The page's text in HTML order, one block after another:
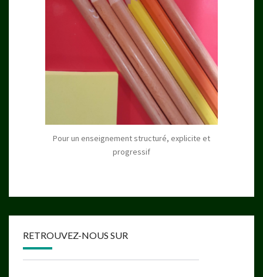
Pour un enseignement structuré, explicite et
progressif
RETROUVEZ-NOUS SUR